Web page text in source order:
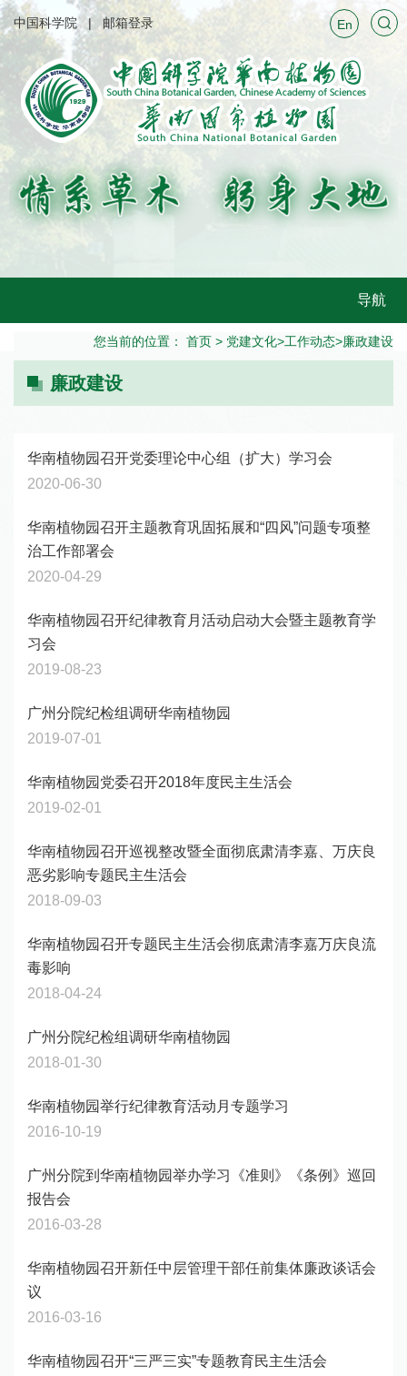
中国科学院 邮箱登录 En
导航
您当前的位置： 首页 > 党建文化>工作动态>廉政建设
廉政建设
华南植物园召开党委理论中心组（扩大）学习会
2020-06-30
华南植物园召开主题教育巩固拓展和“四风”问题专项整
治工作部署会
2020-04-29
华南植物园召开纪律教育月活动启动大会暨主题教育学
习会
2019-08-23
广州分院纪检组调研华南植物园
2019-07-01
华南植物园党委召开2018年度民主生活会
2019-02-01
华南植物园召开巡视整改暨全面彻底肃清李嘉、万庆良
恶劣影响专题民主生活会
2018-09-03
华南植物园召开专题民主生活会彻底肃清李嘉万庆良流
毒影响
2018-04-24
广州分院纪检组调研华南植物园
2018-01-30
华南植物园举行纪律教育活动月专题学习
2016-10-19
广州分院到华南植物园举办学习《准则》《条例》巡回
报告会
2016-03-28
华南植物园召开新任中层管理干部任前集体廉政谈话会
议
2016-03-16
华南植物园召开“三严三实”专题教育民主生活会